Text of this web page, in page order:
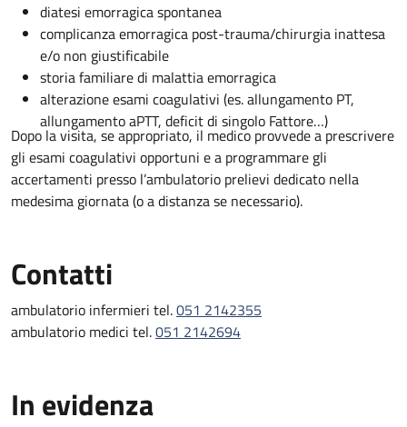
diatesi emorragica spontanea
complicanza emorragica post-trauma/chirurgia inattesa
e/o non giustificabile
storia familiare di malattia emorragica
alterazione esami coagulativi (es. allungamento PT,
allungamento aPTT, deficit di singolo Fattore…)
Dopo la visita, se appropriato, il medico provvede a prescrivere
gli esami coagulativi opportuni e a programmare gli
accertamenti presso l’ambulatorio prelievi dedicato nella
medesima giornata (o a distanza se necessario).
Contatti
ambulatorio infermieri tel.051 2142355
ambulatorio medici tel.051 2142694
In evidenza